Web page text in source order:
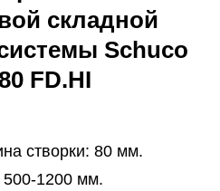
складной
Schuco
FD.HI
створки: 80 мм.
1200 мм.